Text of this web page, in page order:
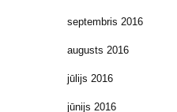
septembris 2016
augusts 2016
jūlijs 2016
jūnijs 2016